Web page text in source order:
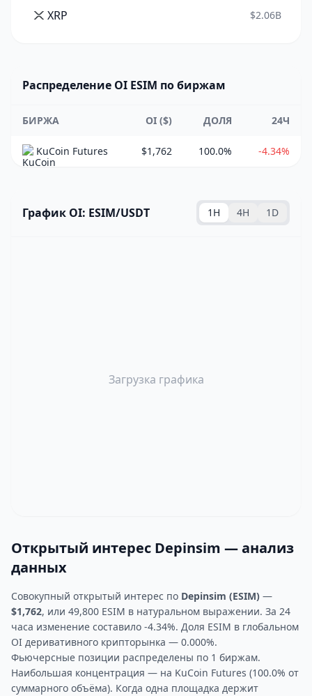
XRP $2.06B
Распределение OI ESIM по биржам
БИРЖА OI ($) ДОЛЯ 24Ч
KuCoin Futures $1,762 100.0% -4.34%
График OI: ESIM/USDT 1H 4H 1D
Загрузка графика
Открытый интерес Depinsim — анализ
данных
Совокупный открытый интерес по Depinsim (ESIM) —
$1,762, или 49,800 ESIM в натуральном выражении. За 24
часа изменение составило -4.34%. Доля ESIM в глобальном
OI деривативного крипторынка — 0.000%.
Фьючерсные позиции распределены по 1 биржам.
Наибольшая концентрация — на KuCoin Futures (100.0% от
суммарного объёма). Когда одна площадка держит